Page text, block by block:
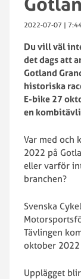
2022-07-07 |
Du vill väl
det dags att
Gotland
historiska
E-bike 27
en
Var med och
2022 på
eller varför
branchen?
Svenska
Tävlingen
oktober 2022
Upplägget